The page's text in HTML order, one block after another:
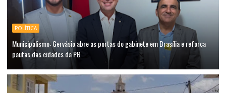
POLÍTICA
Municipalismo: Gervásio abre as portas do gabinete em Brasília e reforça
pautas das cidades da PB